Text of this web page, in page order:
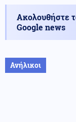
Ακολουθήστε
Google news
Ανήλικοι